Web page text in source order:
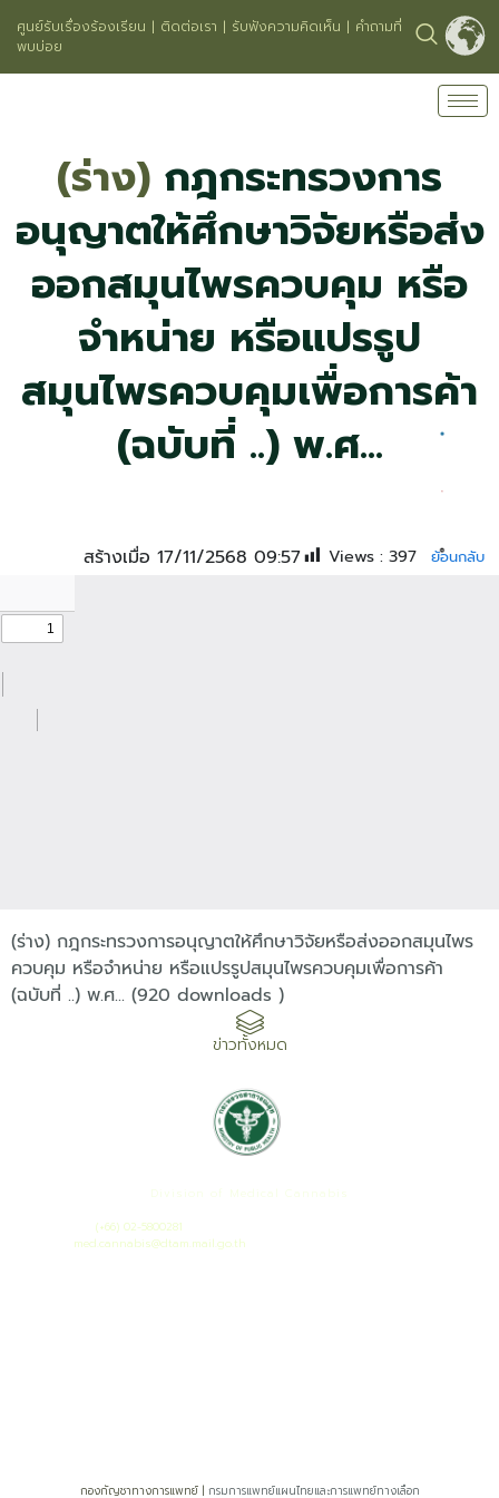
ศูนย์รับเรื่องร้องเรียน | ติดต่อเรา | รับฟังความคิดเห็น | คำถามที่
พบบ่อย
(ร่าง) กฎกระทรวงการ
อนุญาตให้ศึกษาวิจัยหรือส่ง
ออกสมุนไพรควบคุม หรือ
จำหน่าย หรือแปรรูป
สมุนไพรควบคุมเพื่อการค้า
(ฉบับที่ ..) พ.ศ...
สร้างเมื่อ 17/11/2568 09:57 Views : 397 ย้อนกลับ
(ร่าง) กฎกระทรวงการอนุญาตให้ศึกษาวิจัยหรือส่งออกสมุนไพร
ควบคุม หรือจำหน่าย หรือแปรรูปสมุนไพรควบคุมเพื่อการค้า
(ฉบับที่ ..) พ.ศ... (920 downloads )
ข่าวทั้งหมด
Division of Medical Cannabis
(+66) 02-5800281
med.cannabis@dtam.mail.go.th
กองกัญชาทางการแพทย์ | กรมการแพทย์แผนไทยและการแพทย์ทางเลือก